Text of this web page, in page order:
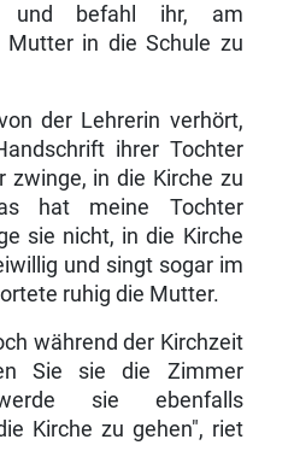
und befahl ihr, am
in die Schule zu
der Lehrerin verhört,
ihrer Tochter
zwinge, in die Kirche zu
hat meine Tochter
sie nicht, in die Kirche
und singt sogar im
ruhig die Mutter.
während der Kirchzeit
Sie sie die Zimmer
sie ebenfalls
Kirche zu gehen", riet